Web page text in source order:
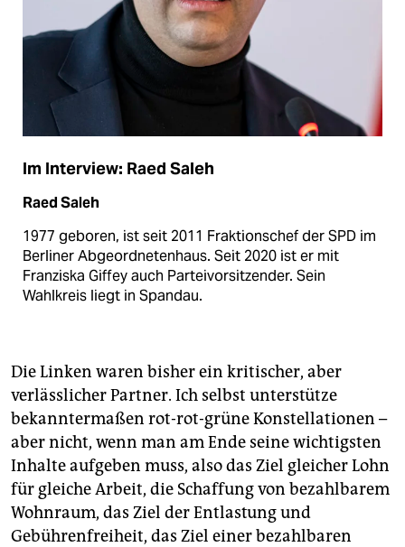
Im Interview: Raed Saleh
Raed Saleh
1977 geboren, ist seit 2011 Fraktionschef der SPD im
Berliner Abgeordnetenhaus. Seit 2020 ist er mit
Franziska Giffey auch Parteivorsitzender. Sein
Wahlkreis liegt in Spandau.
Die Linken waren bisher ein kritischer, aber
verlässlicher Partner. Ich selbst unterstütze
bekanntermaßen rot-rot-grüne Konstellationen –
aber nicht, wenn man am Ende seine wichtigsten
Inhalte aufgeben muss, also das Ziel gleicher Lohn
für gleiche Arbeit, die Schaffung von bezahlbarem
Wohnraum, das Ziel der Entlastung und
Gebührenfreiheit, das Ziel einer bezahlbaren